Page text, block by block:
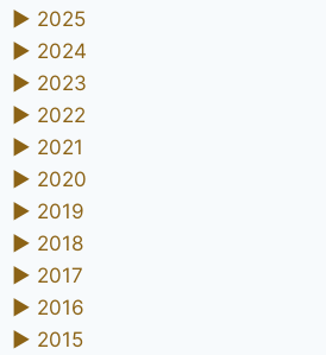
► 2025
► 2024
► 2023
► 2022
► 2021
► 2020
► 2019
► 2018
► 2017
► 2016
► 2015